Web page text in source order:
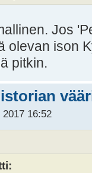
Jos
olevan ison
pitkin.
16:52